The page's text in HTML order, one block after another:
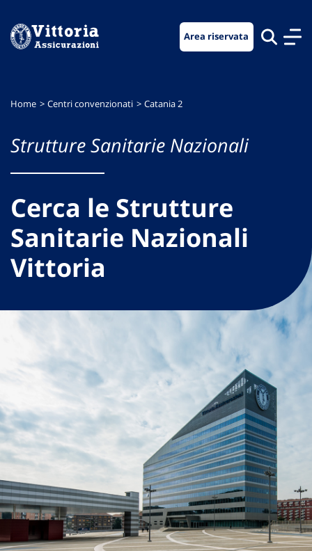
menu
contenuto
footer
Area riservata
Home Centri convenzionati Catania 2
Strutture Sanitarie Nazionali
Cerca le Strutture
Sanitarie Nazionali
Vittoria